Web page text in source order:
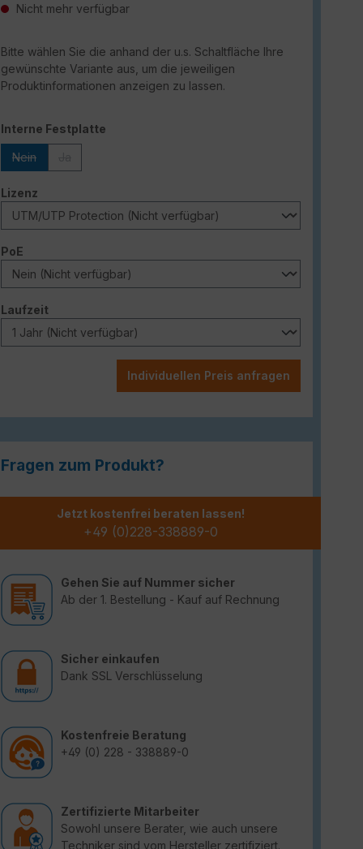
Nicht mehr verfügbar
Bitte wählen Sie die anhand der u.s. Schaltfläche Ihre
gewünschte Variante aus, um die jeweiligen
Produktinformationen anzeigen zu lassen.
Interne Festplatte
Nein
Lizenz
PoE
Laufzeitauswählen
Individuellen Preis anfragen
Fragen zum Produkt?
Jetzt kostenfrei beraten lassen!
+49 (0)228-338889-0
Gehen Sie auf Nummer sicher
Ab der 1. Bestellung - Kauf auf Rechnung
Sicher einkaufen
Dank SSL Verschlüsselung
Kostenfreie Beratung
+49 (0) 228 - 338889-0
Zertifizierte Mitarbeiter
Sowohl unsere Berater, wie auch unsere
Techniker sind vom Hersteller zertifiziert.